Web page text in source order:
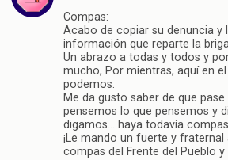
Compas:
Acabo de copiar su denuncia y
información que reparte la
Un abrazo a todas y todos y
mucho, Por mientras, aquí en el
podemos.
Me da gusto saber de que pase
pensemos lo que pensemos y
digamos… haya todavía
¡Le mando un fuerte y fraternal
compas del Frente del Pueblo